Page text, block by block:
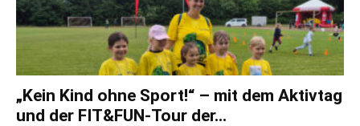
„Kein Kind ohne Sport!“ – mit dem Aktivtag
und der FIT&FUN-Tour der...